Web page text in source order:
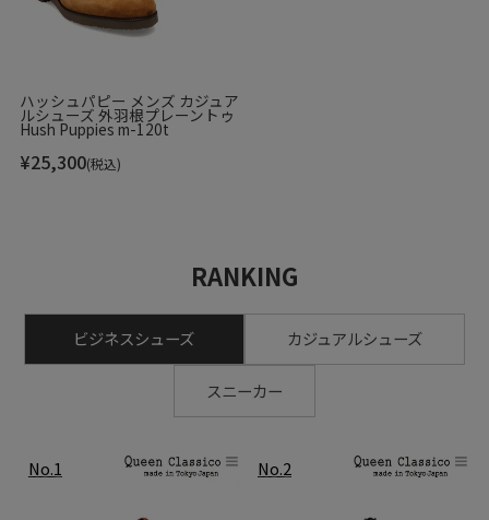
ハッシュパピー メンズ カジュア
ルシューズ 外羽根プレーントゥ
Hush Puppies m-120t
¥25,300(税込)
RANKING
ビジネスシューズ カジュアルシューズ
スニーカー